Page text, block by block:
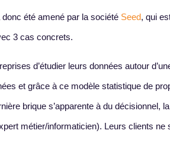
été amené par la société Seed, qui
3 cas concrets.
d’étudier leurs données autour
et grâce à ce modèle statistique de
brique s’apparente à du
métier/informaticien). Leurs clients